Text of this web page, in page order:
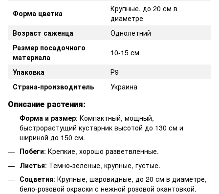
Форма цветка
Крупные, до 20 см в
диаметре
Возраст саженца
Однолетний
Размер посадочного
материала
10-15 см
Упаковка
Р9
Страна-производитель
Украина
Описание растения:
Форма и размер: Компактный, мощный,
быстрорастущий кустарник высотой до 130 см и
шириной до 150 см.
Побеги: Крепкие, хорошо разветвленные.
Листья: Темно-зеленые, крупные, густые.
Соцветия: Крупные, шаровидные, до 20 см в диаметре,
бело-розовой окраски с нежной розовой окантовкой.